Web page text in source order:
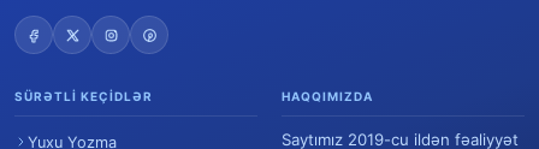
SÜRƏTLI KEÇIDLƏR
Yuxu Yozma
HAQQIMIZDA
Saytımız 2019-cu ildən fəaliyyət